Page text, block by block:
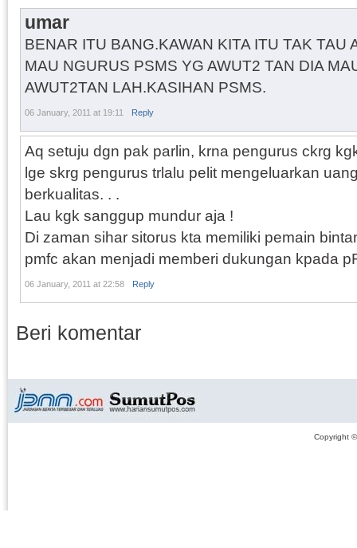
umar
BENAR ITU BANG.KAWAN KITA ITU TAK TAU
MAU NGURUS PSMS YG AWUT2 TAN DIA
AWUT2TAN LAH.KASIHAN PSMS.
06 January, 2011 at 19:11 Reply
Aq setuju dgn pak parlin, krna pengurus ckrg
lge skrg pengurus trlalu pelit mengeluarkan
berkualitas. . .
Lau kgk sanggup mundur aja !
Di zaman sihar sitorus kta memiliki pemain
pmfc akan menjadi memberi dukungan kpada
06 January, 2011 at 22:58 Reply
Beri komentar
Copyright